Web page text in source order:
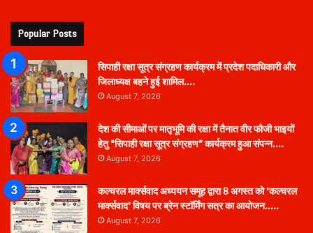
Popular Posts
सिपाही रक्षा सूत्र संग्रहण कार्यक्रम में प्रदेश पदाधिकारी और
जिलाध्यक्ष बहने हुई शामिल….
August 7, 2026
देश की सीमाओं पर मातृभूमि की रक्षा में तैनात वीर फौजी भाइयों
हेतु “सिपाही रक्षा सूत्र संग्रहण” कार्यक्रम हुआ संपन्न….
August 7, 2026
कल्चरल मार्क्सवाद अध्ययन समूह द्वारा 8 अगस्त को ‘कल्चरल
मार्क्सवाद’ विषय पर ब्रेन स्टॉर्मिंग सत्र का आयोजन…..
August 7, 2026